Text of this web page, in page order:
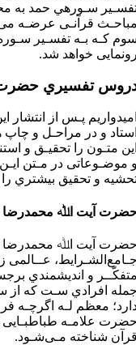
ﺳـﻮرهي ﺣﻤﺪ ﺑﻪ
ﻗﺮآﻧـﻰ ﻋﺮﺿـﻪ
ﻛـﻪ ﺑـﻪ ﺗﻔﺴـﻴﺮ
ﺧﻮاﻫﺪ ﺷﺪ.
ﺗﻔﺴﻴﺮي ﺣﻀﺮت
ﭘـﺲ از
و در ﻣﺮاﺣـﻞ و ﭼﺎپ
ﻣﺘـﻮن را ﺗﺤﻘﻴـﻖ و
ﻣﻮﺿـﻮﻋﺎﺗﻰ در ﻣـﺘﻦ
و ﺗﺤﻘﻴﻖ ﺑﻴﺸﺘﺮي را
آﻳﺖ اﷲ ﻣﺤﻤﺪرﺿﺎ
آﻳﺖ اﷲ ﻣﺤﻤﺪرﺿﺎ
و اﻧﺪﻳﺸﻤﻨﺪي
اﻓﺮادي ﺳـﺖ ﻛﻪ از
ﻣﻌﻈﻢ ﻟـﻪ اﮔﺮﭼـﻪ
ﻋﻼﻣـﻪ ﻃﺒﺎﻃﺒـﺎﻳﻰ
ﺷﻨﺎﺧﺘﻪ ﻣـﻰﺷـﻮد.